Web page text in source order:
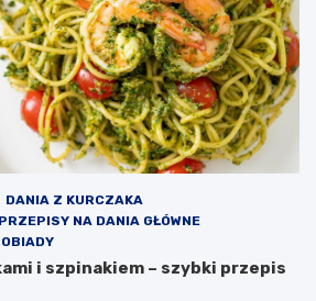
DANIA Z KURCZAKA
PRZEPISY NA DANIA GŁÓWNE
i szpinakiem – szybki przepis